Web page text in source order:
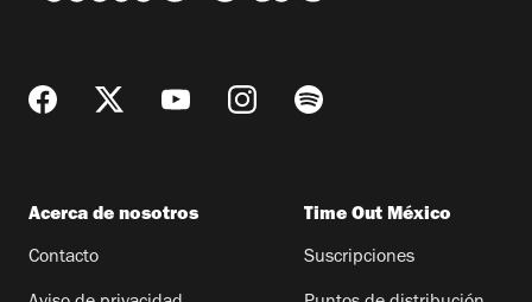
Acerca de nosotros
Contacto
Time Out México
Suscripciones